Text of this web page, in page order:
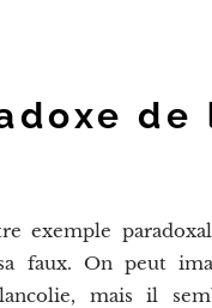
de
exemple
faux. On peut
mais il